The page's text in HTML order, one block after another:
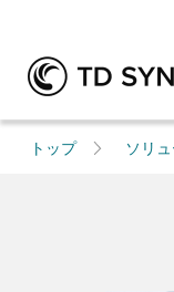
トップ ソリ